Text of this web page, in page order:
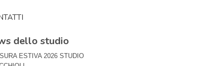
dello studio
ESTIVA 2026 STUDIO